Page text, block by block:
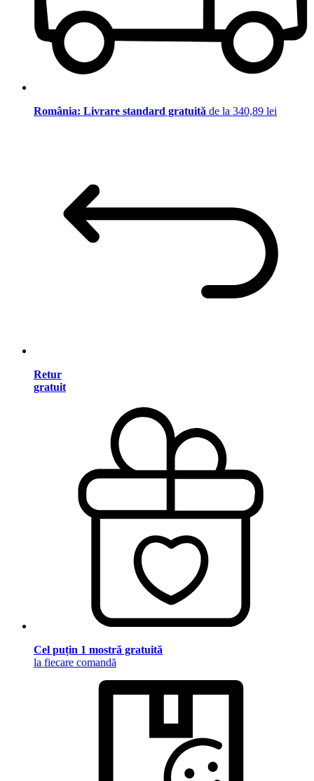
România: Livrare standard gratuită de la 340,89 lei
Retur
gratuit
Cel puțin 1 mostră gratuită
la fiecare comandă